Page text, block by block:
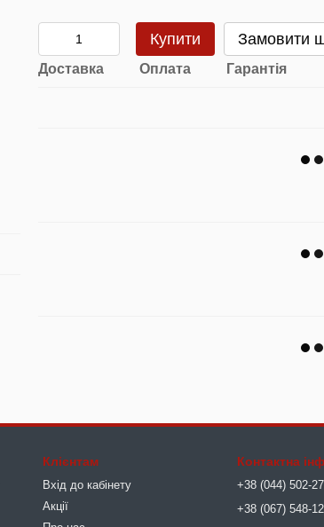
Купити Замовити
Доставка Оплата Гарантія
Клієнтам
Вхід до кабінету
Акції
Контактна
+38 (044) 502-
+38 (067) 548-